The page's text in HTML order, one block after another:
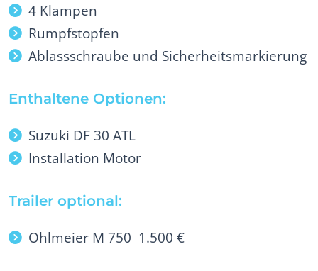
4 Klampen
Rumpfstopfen
Ablassschraube und Sicherheitsmarkierung
Enthaltene Optionen:
Suzuki DF 30 ATL
Installation Motor
Trailer optional:
Ohlmeier M 750 1.500 €